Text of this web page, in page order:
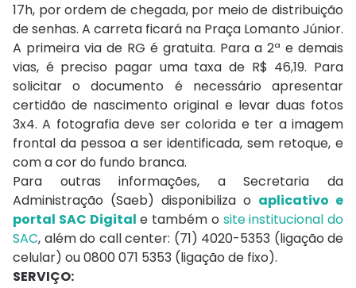
17h, por ordem de chegada, por meio de distribuição
de senhas. A carreta ficará na Praça Lomanto Júnior.
A primeira via de RG é gratuita. Para a 2ª e demais
vias, é preciso pagar uma taxa de R$ 46,19. Para
solicitar o documento é necessário apresentar
certidão de nascimento original e levar duas fotos
3x4. A fotografia deve ser colorida e ter a imagem
frontal da pessoa a ser identificada, sem retoque, e
com a cor do fundo branca.
Para outras informações, a Secretaria da
Administração (Saeb) disponibiliza o aplicativo e
portal SAC Digital e também o site institucional do
SAC, além do call center: (71) 4020-5353 (ligação de
celular) ou 0800 071 5353 (ligação de fixo).
SERVIÇO: